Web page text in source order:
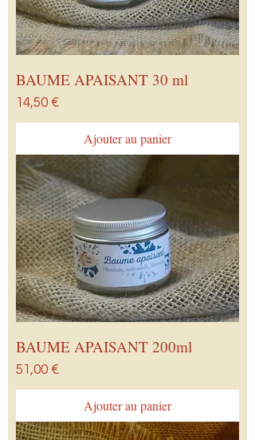
BAUME APAISANT 30 ml
Prix
14,50 €
Ajouter au panier
BAUME APAISANT 200ml
Prix
51,00 €
Ajouter au panier